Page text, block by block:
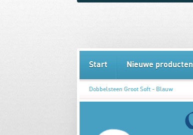
Start Nieuwe producten
Dobbelsteen Groot Soft - Blauw